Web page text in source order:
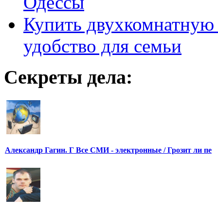
Купить
удобство для семьи
Секреты дела:
Александр Гагин. Г Все СМИ - электронные / Грозит ли пе